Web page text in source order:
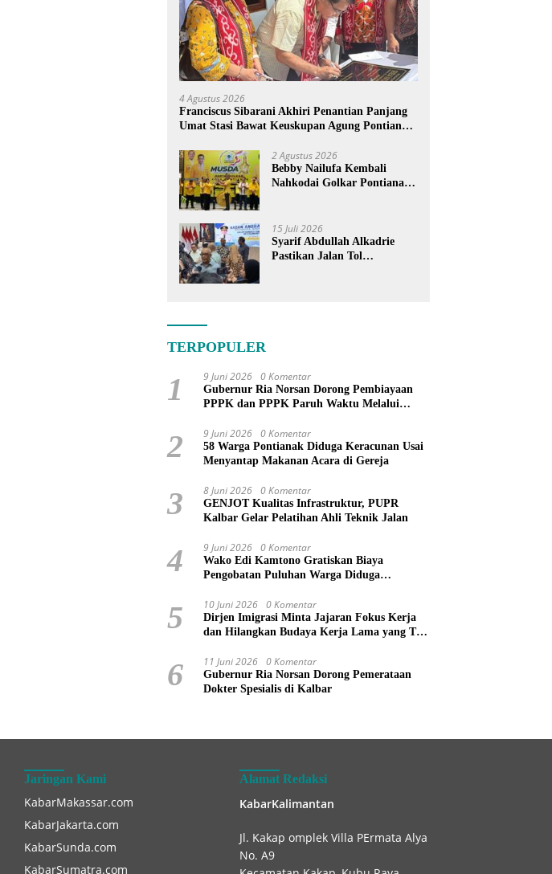
4 Agustus 2026
Franciscus Sibarani Akhiri Penantian Panjang
Umat Stasi Bawat Keuskupan Agung Pontianak,
2 Agustus 2026
Bebby Nailufa Kembali
Nahkodai Golkar Pontianak,
15 Juli 2026
Syarif Abdullah Alkadrie
Pastikan Jalan Tol
TERPOPULER
1 9 Juni 2026 0 Komentar
Gubernur Ria Norsan Dorong Pembiayaan
PPPK dan PPPK Paruh Waktu Melalui
2 9 Juni 2026 0 Komentar
58 Warga Pontianak Diduga Keracunan Usai
Menyantap Makanan Acara di Gereja
3 8 Juni 2026 0 Komentar
GENJOT Kualitas Infrastruktur, PUPR
Kalbar Gelar Pelatihan Ahli Teknik Jalan
4 9 Juni 2026 0 Komentar
Wako Edi Kamtono Gratiskan Biaya
Pengobatan Puluhan Warga Diduga
5 10 Juni 2026 0 Komentar
Dirjen Imigrasi Minta Jajaran Fokus Kerja
dan Hilangkan Budaya Kerja Lama yang Tak
6 11 Juni 2026 0 Komentar
Gubernur Ria Norsan Dorong Pemerataan
Dokter Spesialis di Kalbar
Jaringan Kami
KabarMakassar.com
KabarJakarta.com
KabarSunda.com
KabarSumatra.com
Alamat Redaksi
KabarKalimantan
Jl. Kakap omplek Villa PErmata Alya
No. A9